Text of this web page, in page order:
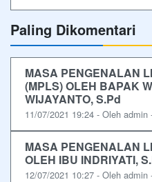
Paling Dikomentari
MASA PENGENALAN
(MPLS) OLEH BAPAK
WIJAYANTO, S.Pd
11/07/2021 19:24 - Oleh admin
MASA PENGENALAN
OLEH IBU INDRIYATI,
12/07/2021 10:27 - Oleh admin